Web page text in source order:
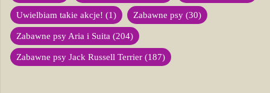
Uwielbiam takie akcje! (1) Zabawne psy (30)
Zabawne psy Aria i Suita (204)
Zabawne psy Jack Russell Terrier (187)